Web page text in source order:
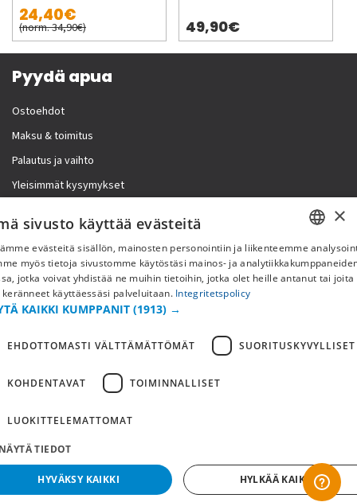
24,40€
(norm. 34,90€) 49,90€
Pyydä apua
Ostoehdot
Maksu & toimitus
Palautus ja vaihto
Yleisimmät kysymykset
Lisää meistä
Yritystiedot
Copyright © 2019 This site is Licensed to 377 Sport AB
FI
×
sivusto käyttää evästeitä
evästeitä sisällön, mainosten personointiin ja liikenteemme
myös tietoja sivustomme käytöstäsi mainos- ja
jotka voivat yhdistää ne muihin tietoihin, jotka olet heille antanut tai joita
keränneet käyttäessäsi palveluitaan. Integritetspolicy
KAIKKI KUMPPANIT (1913) →
EHDOTTOMASTI VÄLTTÄMÄTTÖMÄT SUORITUSKYVYLLISET
KOHDENTAVAT TOIMINNALLISET
LUOKITTELEMATTOMAT
TIEDOT
HYVÄKSY KAIKKI HYLKÄÄ KAIKKI